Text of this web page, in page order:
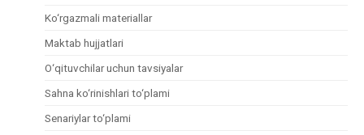
Ko‘rgazmali materiallar
Maktab hujjatlari
O‘qituvchilar uchun tavsiyalar
Sahna ko‘rinishlari to‘plami
Senariylar to‘plami